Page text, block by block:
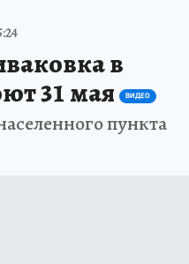
в
31 мая
ВИДЕО
пункта